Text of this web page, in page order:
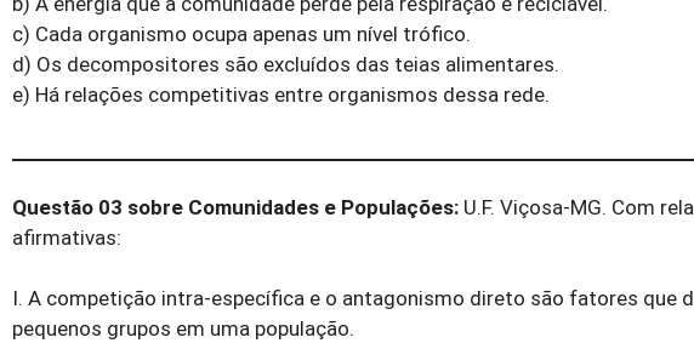
c) Cada organismo ocupa apenas um nível trófico.
d) Os decompositores são excluídos das teias alimentares.
e) Há relações competitivas entre organismos dessa rede.
Questão 03 sobre Comunidades e Populações: U.F. Viçosa-MG. Com
afirmativas:
I. A competição intra-específica e o antagonismo direto são fatores que
pequenos grupos em uma população.